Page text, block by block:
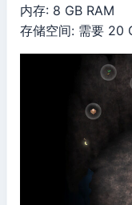
内存: 8 GB RAM
存储空间: 需要 20